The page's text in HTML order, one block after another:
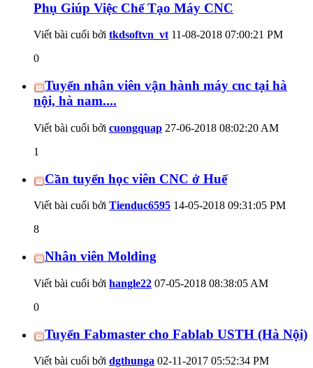
Phụ Giúp Việc Chế Tạo Máy CNC
Viết bài cuối bởi tkdsoftvn_vt11-08-2018 07:00:21 PM
0
Tuyển nhân viên vận hành máy cnc tại hà
nội, hà nam....
Viết bài cuối bởi cuongquap 27-06-2018 08:02:20 AM
1
Cần tuyển học viên CNC ở Huế
Viết bài cuối bởi Tienduc6595 14-05-2018 09:31:05 PM
8
Nhân viên Molding
Viết bài cuối bởi hangle22 07-05-2018 08:38:05 AM
0
Tuyển Fabmaster cho Fablab USTH (Hà Nội)
Viết bài cuối bởi dgthunga 02-11-2017 05:52:34 PM